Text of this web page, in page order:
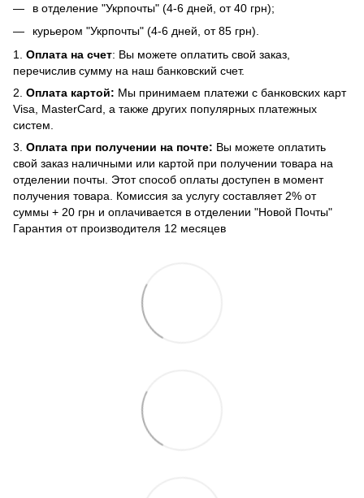
в отделение "Укрпочты" (4-6 дней, от 40 грн);
курьером "Укрпочты" (4-6 дней, от 85 грн).
1. Оплата на счет: Вы можете оплатить свой заказ,
перечислив сумму на наш банковский счет.
2. Оплата картой: Мы принимаем платежи с банковских карт
Visa, MasterCard, а также других популярных платежных
систем.
3. Оплата при получении на почте: Вы можете оплатить
свой заказ наличными или картой при получении товара на
отделении почты. Этот способ оплаты доступен в момент
получения товара. Комиссия за услугу составляет 2% от
суммы + 20 грн и оплачивается в отделении "Новой Почты"
Гарантия от производителя 12 месяцев